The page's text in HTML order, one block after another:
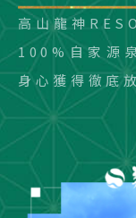
高山龍神
100%自家源
身心獲得徹底